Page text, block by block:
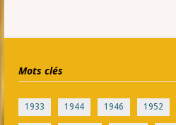
Mots clés
1933 1944 1946 1952